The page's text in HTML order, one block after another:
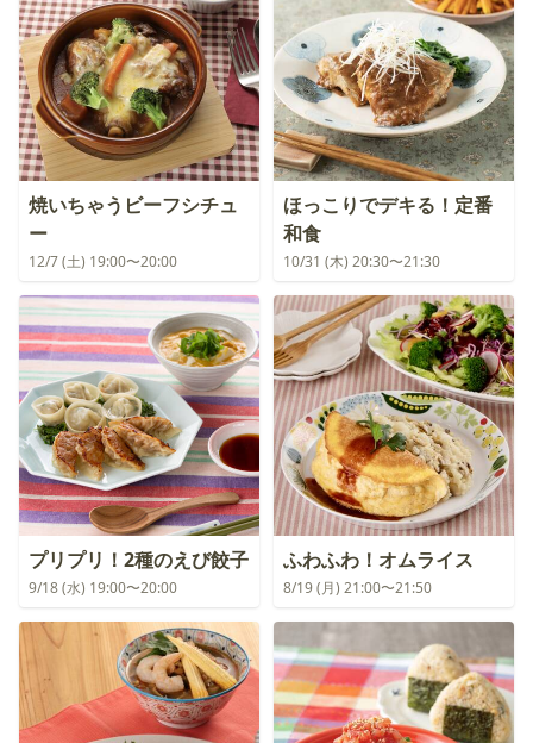
焼いちゃうビーフシチュ
ー
12/7 (土) 19:00〜20:00
ほっこりでデキる！定番
和食
10/31 (木) 20:30〜21:30
プリプリ！2種のえび餃子
9/18 (水) 19:00〜20:00
ふわふわ！オムライス
8/19 (月) 21:00〜21:50